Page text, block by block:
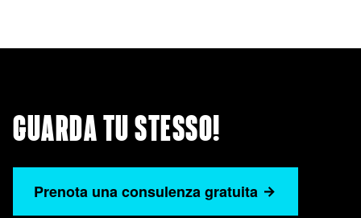
GUARDA TU STESSO!
Prenota una consulenza gratuita